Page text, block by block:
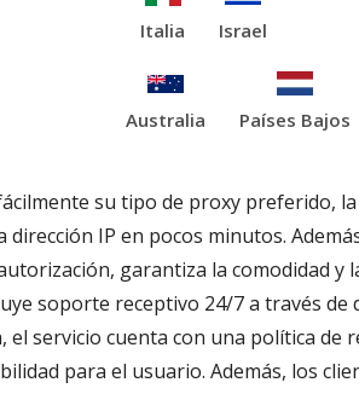
Italia Israel
Australia Países Bajos
su tipo de proxy preferido,
IP en pocos minutos.
garantiza la comodidad y
soporte receptivo 24/7 a través de
servicio cuenta con una política de
para el usuario. Además, los